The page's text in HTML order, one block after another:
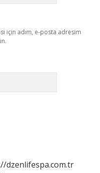
için adım, e-posta adresim
dzenlifespa.com.tr